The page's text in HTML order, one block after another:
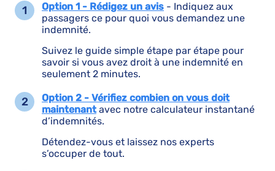
Option 1 - Rédigez un avis - Indiquez aux
passagers ce pour quoi vous demandez une
indemnité.
Suivez le guide simple étape par étape pour
savoir si vous avez droit à une indemnité en
seulement 2 minutes.
Option 2 - Vérifiez combien on vous doit
maintenantavec notre calculateur instantané
d’indemnités.
Détendez-vous et laissez nos experts
s’occuper de tout.